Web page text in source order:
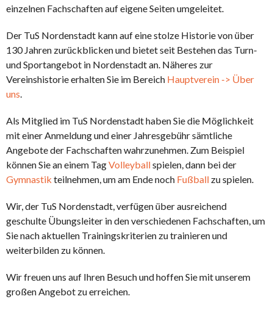
einzelnen Fachschaften auf eigene Seiten umgeleitet.
Der TuS Nordenstadt kann auf eine stolze Historie von über
130 Jahren zurückblicken und bietet seit Bestehen das Turn-
und Sportangebot in Nordenstadt an. Näheres zur
Vereinshistorie erhalten Sie im Bereich Hauptverein -> Über
uns.
Als Mitglied im TuS Nordenstadt haben Sie die Möglichkeit
mit einer Anmeldung und einer Jahresgebühr sämtliche
Angebote der Fachschaften wahrzunehmen. Zum Beispiel
können Sie an einem TagVolleyballspielen, dann bei der
Gymnastik teilnehmen, um am Ende noch Fußball zu spielen.
Wir, der TuS Nordenstadt, verfügen über ausreichend
geschulte Übungsleiter in den verschiedenen Fachschaften, um
Sie nach aktuellen Trainingskriterien zu trainieren und
weiterbilden zu können.
Wir freuen uns auf Ihren Besuch und hoffen Sie mit unserem
großen Angebot zu erreichen.